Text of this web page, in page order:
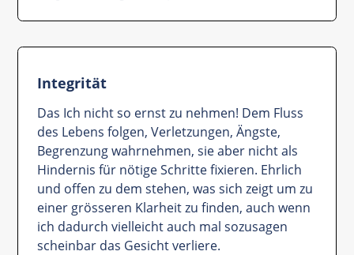
Integrität
Das Ich nicht so ernst zu nehmen! Dem Fluss
des Lebens folgen, Verletzungen, Ängste,
Begrenzung wahrnehmen, sie aber nicht als
Hindernis für nötige Schritte fixieren. Ehrlich
und offen zu dem stehen, was sich zeigt um zu
einer grösseren Klarheit zu finden, auch wenn
ich dadurch vielleicht auch mal sozusagen
scheinbar das Gesicht verliere.